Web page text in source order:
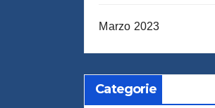
Marzo 2023
Categorie